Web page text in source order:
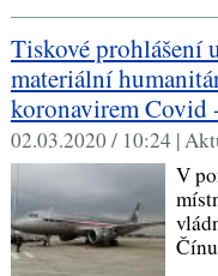
Tiskové prohlášení
materiální
koronavirem Covid
02.03.2020 / 10:24 |
V